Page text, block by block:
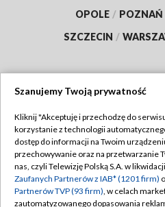
OPOLE / POZNAŃ
SZCZECIN /
Abonament TVP
Emisja w TVP
Centrum informacji TVP
Polityka
Moje
Szanujemy Twoją prywatność
Kliknij "Akceptuję i przechodzę do
korzystanie z technologii
dostęp do informacji na Twoim
przechowywanie oraz na przetwarzanie
nas, czyli Telewizję Polską S.A. w
Zaufanych Partnerów z IAB* (1201 firm)
Partnerów TVP (93 firm), w celach
zautomatyzowanego dopasowania